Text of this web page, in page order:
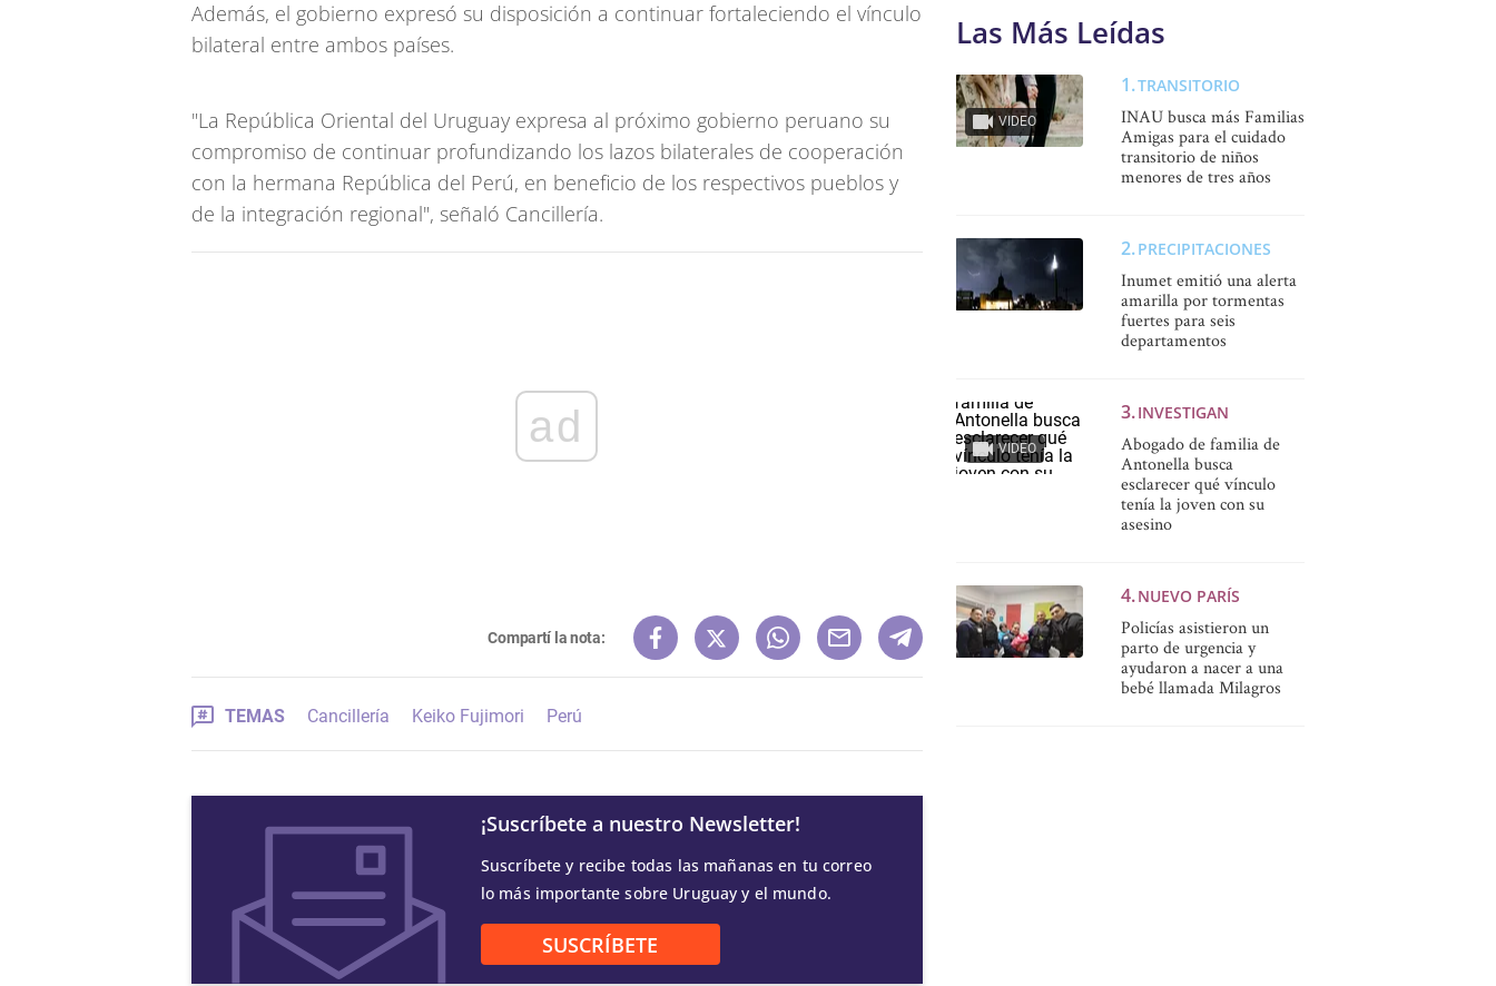
Además, el gobierno expresó su disposición a continuar fortaleciendo el vínculo
bilateral entre ambos países.
"La República Oriental del Uruguay expresa al próximo gobierno peruano su
compromiso de continuar profundizando los lazos bilaterales de cooperación
con la hermana República del Perú, en beneficio de los respectivos pueblos y
de la integración regional", señaló Cancillería.
ad
Compartí la nota:
TEMAS Cancillería Keiko Fujimori Perú
¡Suscríbete a nuestro Newsletter!
Suscríbete y recibe todas las mañanas en tu correo
lo más importante sobre Uruguay y el mundo.
SUSCRÍBETE
Las Más Leídas
VIDEO
TRANSITORIO
INAU busca más Familias
Amigas para el cuidado
transitorio de niños
menores de tres años
PRECIPITACIONES
Inumet emitió una alerta
amarilla por tormentas
fuertes para seis
departamentos
VIDEO
INVESTIGAN
Abogado de familia de
Antonella busca
esclarecer qué vínculo
tenía la joven con su
asesino
NUEVO PARÍS
Policías asistieron un
parto de urgencia y
ayudaron a nacer a una
bebé llamada Milagros